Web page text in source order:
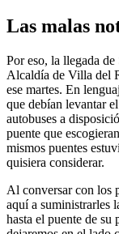
Las malas
Por eso, la llegada
Alcaldía de Villa del
ese martes. En
que debían levantar
autobuses a
puente que
mismos puentes
quisiera considerar.
Al conversar con los
aquí a suministrarles
hasta el puente de su